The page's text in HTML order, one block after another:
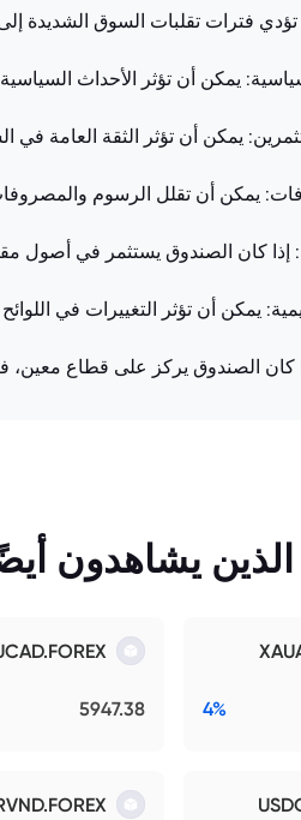
فترات تقلبات السوق الشديدة
يمكن أن تؤثر الأحداث
يمكن أن تؤثر الثقة العامة
يمكن أن تقلل الرسوم
إذا كان الصندوق يستثمر في أصول
يمكن أن تؤثر التغييرات في
كان الصندوق يركز على قطاع
يشاهدون
4%
5947.38